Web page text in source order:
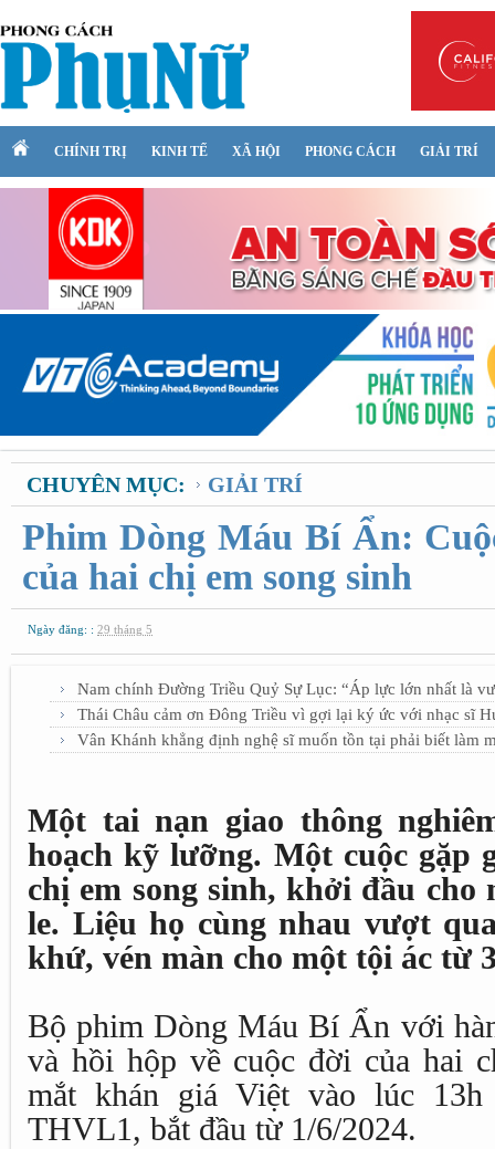
CHÍNH TRỊ KINH TẾ XÃ HỘI PHONG CÁCH GIẢI TRÍ
CHUYÊN MỤC: GIẢI TRÍ
Phim Dòng Máu Bí Ẩn:
của hai chị em song sinh
Ngày đăng: : 29 tháng 5
Nam chính Đường Triều Quỷ Sự Lục: “Áp lực lớn nhất là
Thái Châu cảm ơn Đông Triều vì gợi lại ký ức với nhạc sĩ
Vân Khánh khẳng định nghệ sĩ muốn tồn tại phải biết làm
Một tai nạn giao thông
hoạch kỹ lưỡng. Một cuộc gặp
chị em song sinh, khởi đầu cho
le. Liệu họ cùng nhau vượt
khứ, vén màn cho một tội ác từ
Bộ phim Dòng Máu Bí Ẩn với
và hồi hộp về cuộc đời của hai
mắt khán giá Việt vào lúc 13h
THVL1, bắt đầu từ 1/6/2024.